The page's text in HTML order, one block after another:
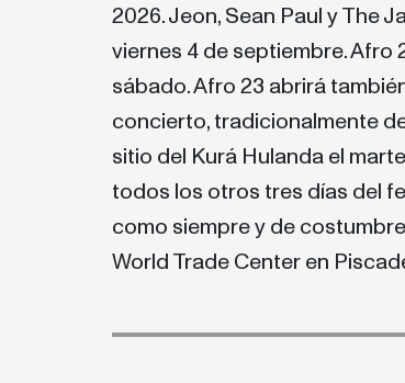
2026. Jeon, Sean Paul y The
viernes 4 de septiembre.
sábado. Afro 23 abrirá
concierto, tradicionalmente
sitio del Kurá Hulanda el
todos los otros tres días del
como siempre y de
World Trade Center en